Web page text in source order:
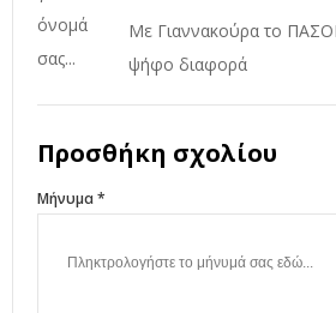
Με Γιαννακούρα το
ψήφο διαφορά
Προσθήκη σχολίου
Μήνυμα *